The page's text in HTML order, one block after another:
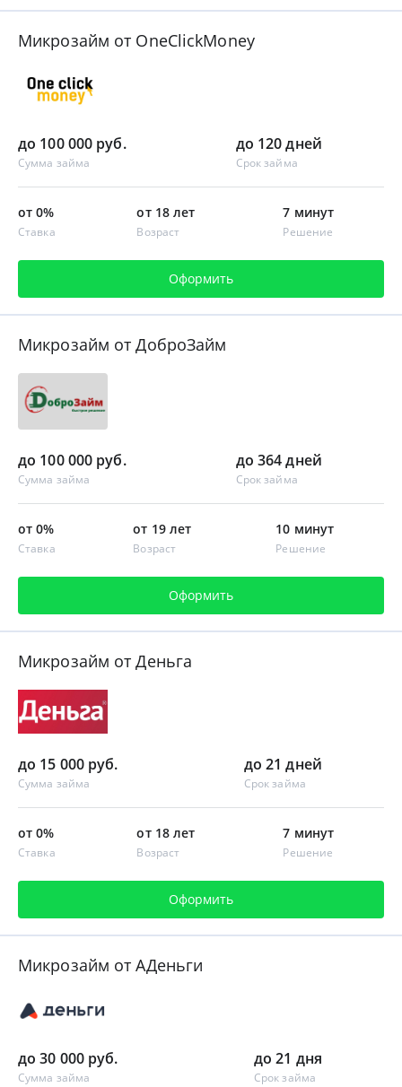
Микрозайм от OneClickMoney
до 100 000 руб.
Сумма займа
до 120 дней
Срок займа
от 0%
Ставка
от 18 лет
Возраст
7 минут
Решение
Оформить
Микрозайм от ДоброЗайм
до 100 000 руб.
Сумма займа
до 364 дней
Срок займа
от 0%
Ставка
от 19 лет
Возраст
10 минут
Решение
Оформить
Микрозайм от Деньга
до 15 000 руб.
Сумма займа
до 21 дней
Срок займа
от 0%
Ставка
от 18 лет
Возраст
7 минут
Решение
Оформить
Микрозайм от АДеньги
до 30 000 руб.
Сумма займа
до 21 дня
Срок займа